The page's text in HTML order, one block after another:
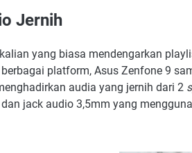
Jernih
yang biasa mendengarkan
platform, Asus Zenfone 9
audia yang jernih dari 2
jack audio 3,5mm yang